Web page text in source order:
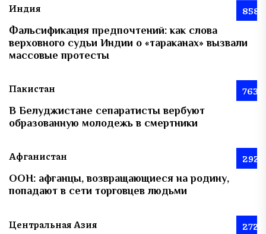
Индия 858
Фальсификация предпочтений: как слова
верховного судьи Индии о «тараканах» вызвали
массовые протесты
Пакистан 763
В Белуджистане сепаратисты вербуют
образованную молодежь в смертники
Афганистан 292
ООН: афганцы, возвращающиеся на родину,
попадают в сети торговцев людьми
Центральная Азия 272